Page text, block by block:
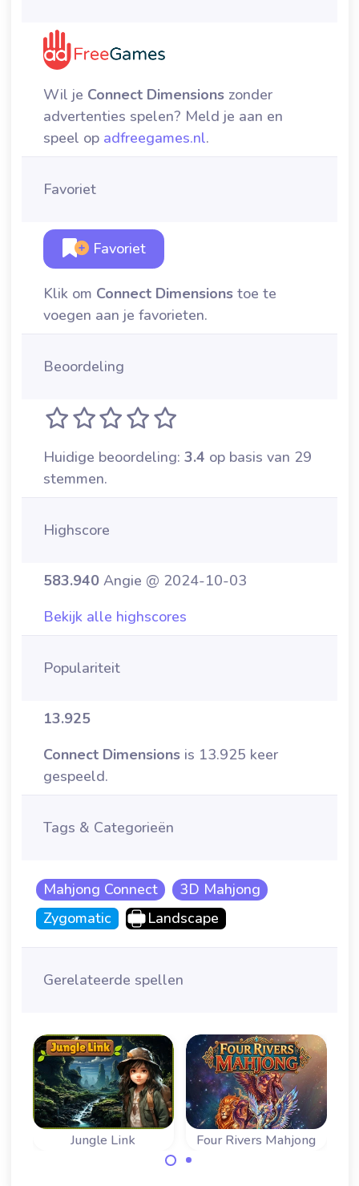
Wil je Connect Dimensions zonder
advertenties spelen? Meld je aan en
speel op adfreegames.nl.
Favoriet
Favoriet
Klik om Connect Dimensions toe te
voegen aan je favorieten.
Beoordeling
Huidige beoordeling: 3.4 op basis van 29
stemmen.
Highscore
583.940 Angie @ 2024-10-03
Bekijk alle highscores
Populariteit
13.925
Connect Dimensions is 13.925 keer
gespeeld.
Tags & Categorieën
Mahjong Connect
3D Mahjong
Zygomatic
Landscape
Gerelateerde spellen
Jungle Link Four Rivers Mahjong